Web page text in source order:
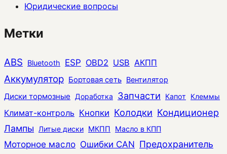
Юридические вопросы
Метки
ABS Bluetooth ESP OBD2 USB АКПП
Аккумулятор Бортовая сеть Вентилятор
Диски тормозные Доработка Запчасти Капот Клеммы
Климат-контроль Кнопки Колодки Кондиционер
Лампы Литые диски МКПП Масло в КПП
Моторное масло Ошибки CAN Предохранитель